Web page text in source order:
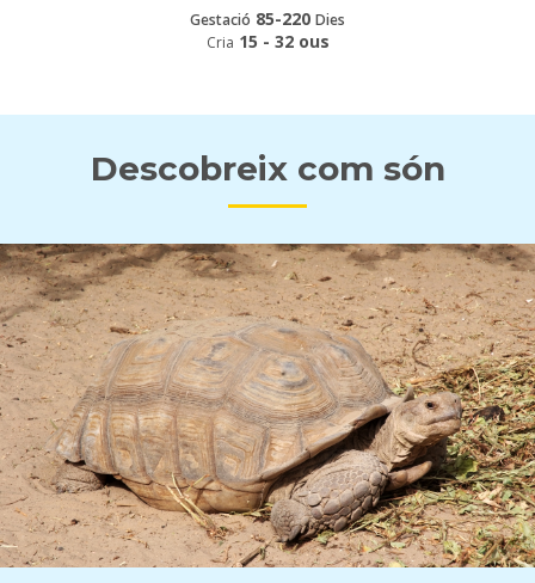
Gestació 85-220 Dies
Cria 15 - 32 ous
Descobreix com són